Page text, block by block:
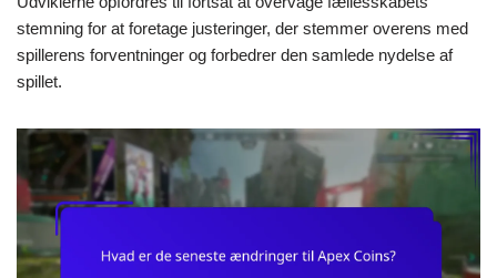
stemning for at foretage justeringer, der stemmer overens med
spillerens forventninger og forbedrer den samlede nydelse af
spillet.